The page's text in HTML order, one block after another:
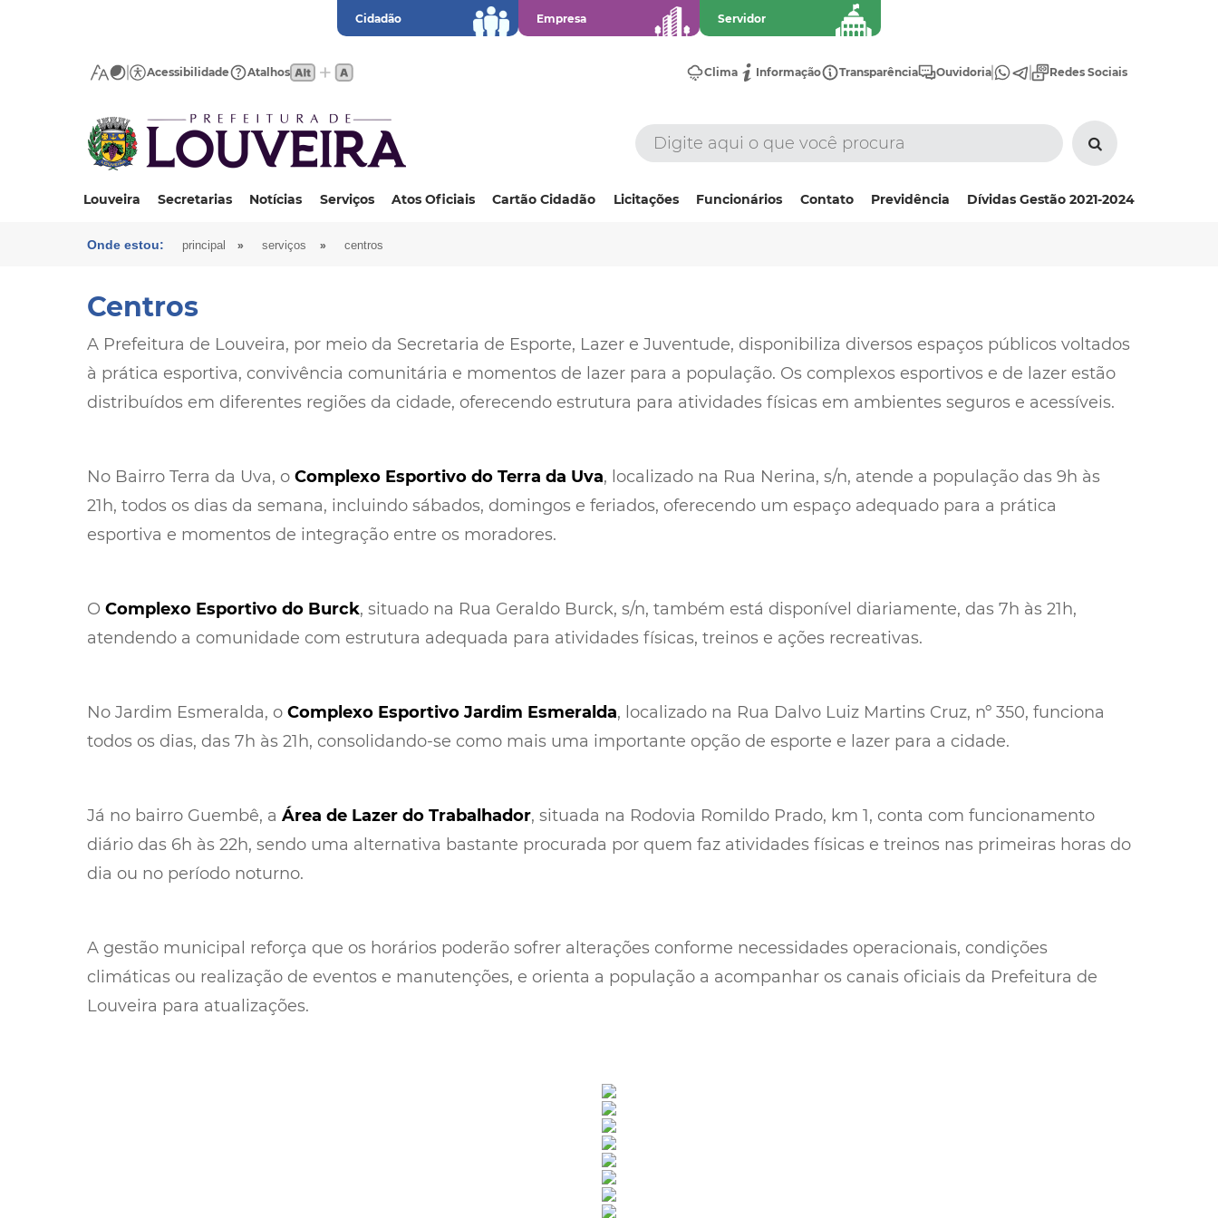
Cidadão Empresa Servidor
Acessibilidade Atalhos Clima Informação Transparência Ouvidoria Redes Sociais
Louveira Secretarias Notícias Serviços Atos Oficiais Cartão Cidadão Licitações Funcionários Contato Previdência Dívidas Gestão 2021-2024
Onde estou: principal » serviços » centros
Centros
A Prefeitura de Louveira, por meio da Secretaria de Esporte, Lazer e Juventude, disponibiliza diversos espaços públicos voltados
à prática esportiva, convivência comunitária e momentos de lazer para a população. Os complexos esportivos e de lazer estão
distribuídos em diferentes regiões da cidade, oferecendo estrutura para atividades físicas em ambientes seguros e acessíveis.
No Bairro Terra da Uva, o Complexo Esportivo do Terra da Uva, localizado na Rua Nerina, s/n, atende a população das 9h às
21h, todos os dias da semana, incluindo sábados, domingos e feriados, oferecendo um espaço adequado para a prática
esportiva e momentos de integração entre os moradores.
O Complexo Esportivo do Burck, situado na Rua Geraldo Burck, s/n, também está disponível diariamente, das 7h às 21h,
atendendo a comunidade com estrutura adequada para atividades físicas, treinos e ações recreativas.
No Jardim Esmeralda, o Complexo Esportivo Jardim Esmeralda, localizado na Rua Dalvo Luiz Martins Cruz, nº 350, funciona
todos os dias, das 7h às 21h, consolidando-se como mais uma importante opção de esporte e lazer para a cidade.
Já no bairro Guembê, a Área de Lazer do Trabalhador, situada na Rodovia Romildo Prado, km 1, conta com funcionamento
diário das 6h às 22h, sendo uma alternativa bastante procurada por quem faz atividades físicas e treinos nas primeiras horas do
dia ou no período noturno.
A gestão municipal reforça que os horários poderão sofrer alterações conforme necessidades operacionais, condições
climáticas ou realização de eventos e manutenções, e orienta a população a acompanhar os canais oficiais da Prefeitura de
Louveira para atualizações.